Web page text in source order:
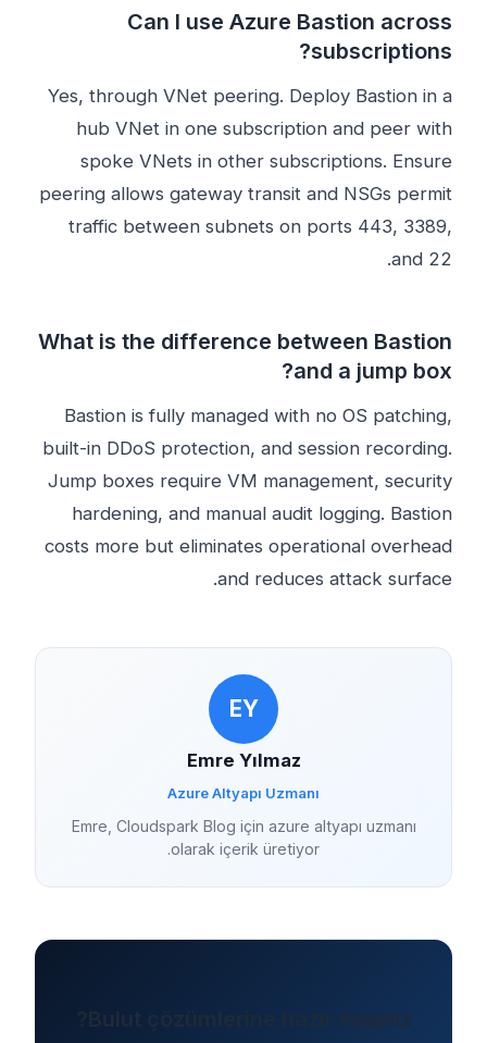
Can I use Azure Bastion across
subscriptions?
Yes, through VNet peering. Deploy Bastion in a
hub VNet in one subscription and peer with
spoke VNets in other subscriptions. Ensure
peering allows gateway transit and NSGs permit
traffic between subnets on ports 443, 3389,
and 22.
What is the difference between Bastion
and a jump box?
Bastion is fully managed with no OS patching,
built-in DDoS protection, and session recording.
Jump boxes require VM management, security
hardening, and manual audit logging. Bastion
costs more but eliminates operational overhead
and reduces attack surface.
EY
Emre Yılmaz
Azure Altyapı Uzmanı
Emre, Cloudspark Blog için azure altyapı uzmanı
olarak içerik üretiyor.
Bulut çözümlerine hazır mısınız?